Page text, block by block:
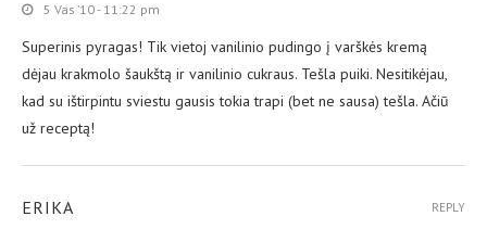
5 Vas ’10 - 11:22 pm
Superinis pyragas! Tik vietoj vanilinio pudingo į varškės kremą
dėjau krakmolo šaukštą ir vanilinio cukraus. Tešla puiki. Nesitikėjau,
kad su ištirpintu sviestu gausis tokia trapi (bet ne sausa) tešla. Ačiū
už receptą!
ERIKA REPLY